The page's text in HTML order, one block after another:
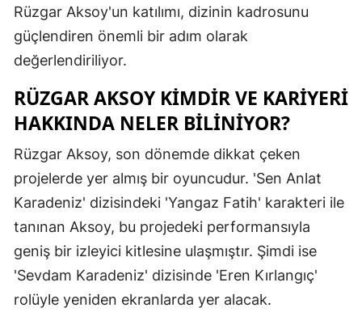
İzmir
Kırklareli
Kırşehir
Konya
Kütahya
Rüzgar Aksoy'un katılımı, dizinin kadrosunu
güçlendiren önemli bir adım olarak
değerlendiriliyor.
RÜZGAR AKSOY KIMDIR VE KARIYERI
HAKKINDA NELER BILINIYOR?
Rüzgar Aksoy, son dönemde dikkat çeken
projelerde yer almış bir oyuncudur. 'Sen Anlat
Karadeniz' dizisindeki 'Yangaz Fatih' karakteri ile
tanınan Aksoy, bu projedeki performansıyla
geniş bir izleyici kitlesine ulaşmıştır. Şimdi ise
'Sevdam Karadeniz' dizisinde 'Eren Kırlangıç'
rolüyle yeniden ekranlarda yer alacak.